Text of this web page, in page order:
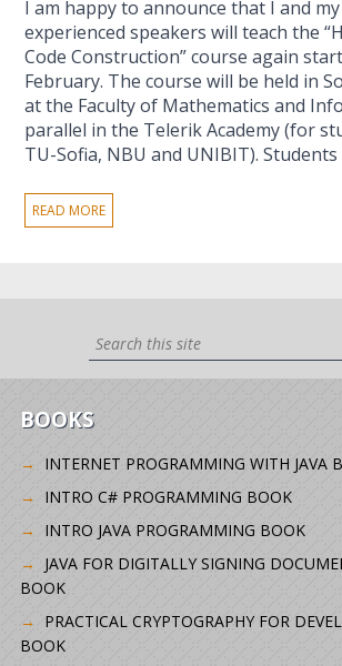
I am happy to announce that I and
experienced speakers will teach the
Code Construction” course again
February. The course will be held in
at the Faculty of Mathematics and
parallel in the Telerik Academy (for
TU-Sofia, NBU and UNIBIT). Students
READ MORE
BOOKS
INTERNET PROGRAMMING WITH JAVA
INTRO C# PROGRAMMING BOOK
INTRO JAVA PROGRAMMING BOOK
JAVA FOR DIGITALLY SIGNING
BOOK
PRACTICAL CRYPTOGRAPHY FOR
BOOK